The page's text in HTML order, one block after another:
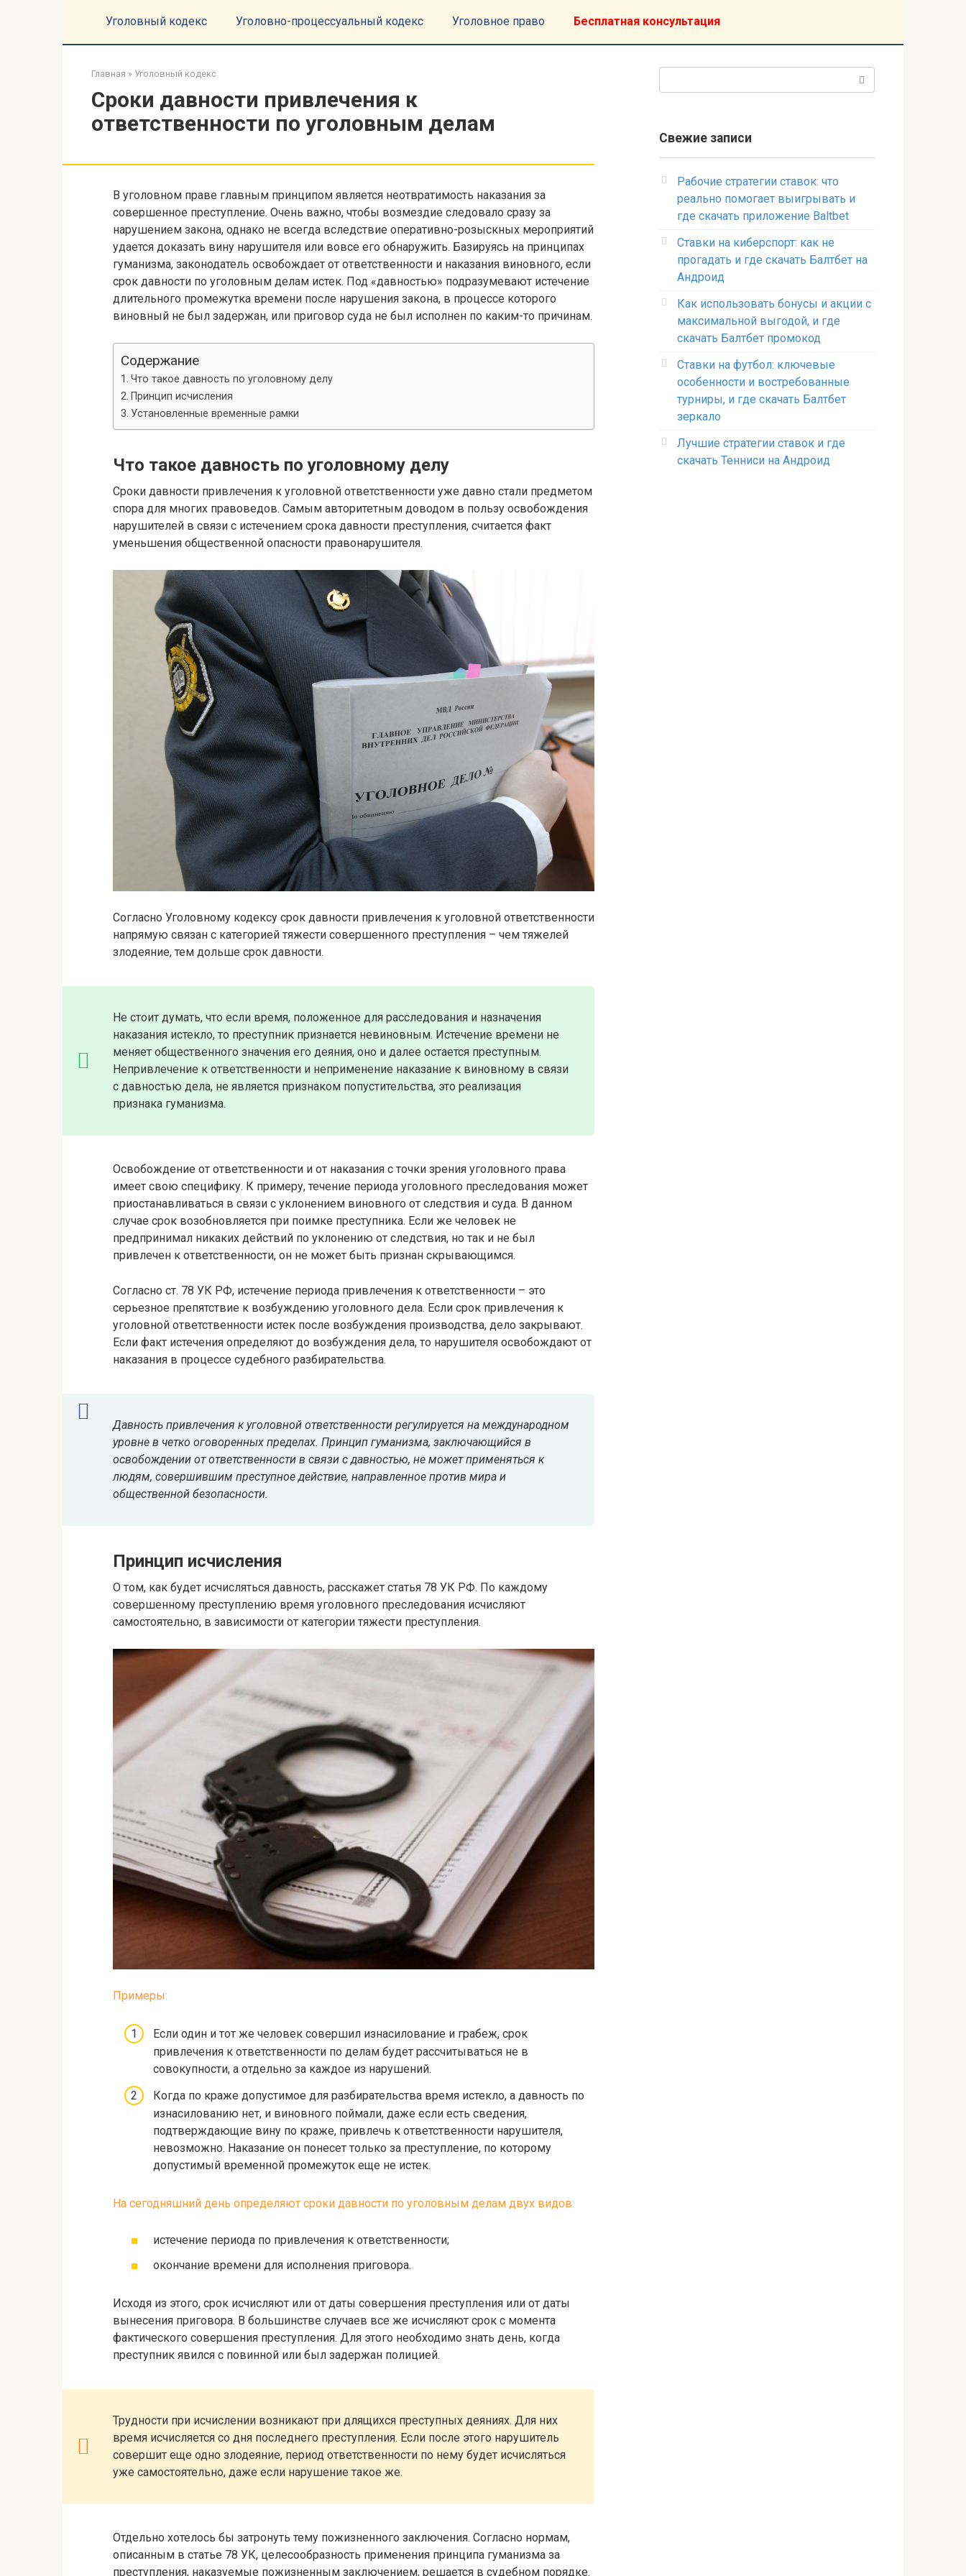
Уголовный кодекс Уголовно-процессуальный кодекс Уголовное право Бесплатная консультация
Главная » Уголовный кодекс
Сроки давности привлечения к
ответственности по уголовным делам
В уголовном праве главным принципом является неотвратимость наказания за
совершенное преступление. Очень важно, чтобы возмездие следовало сразу за
нарушением закона, однако не всегда вследствие оперативно-розыскных мероприятий
удается доказать вину нарушителя или вовсе его обнаружить. Базируясь на принципах
гуманизма, законодатель освобождает от ответственности и наказания виновного, если
срок давности по уголовным делам истек. Под «давностью» подразумевают истечение
длительного промежутка времени после нарушения закона, в процессе которого
виновный не был задержан, или приговор суда не был исполнен по каким-то причинам.
Содержание
Что такое давность по уголовному делу
Принцип исчисления
Установленные временные рамки
Что такое давность по уголовному делу
Сроки давности привлечения к уголовной ответственности уже давно стали предметом
спора для многих правоведов. Самым авторитетным доводом в пользу освобождения
нарушителей в связи с истечением срока давности преступления, считается факт
уменьшения общественной опасности правонарушителя.
Согласно Уголовному кодексу срок давности привлечения к уголовной ответственности
напрямую связан с категорией тяжести совершенного преступления – чем тяжелей
злодеяние, тем дольше срок давности.
Не стоит думать, что если время, положенное для расследования и назначения
наказания истекло, то преступник признается невиновным. Истечение времени не
меняет общественного значения его деяния, оно и далее остается преступным.
Непривлечение к ответственности и неприменение наказание к виновному в связи
с давностью дела, не является признаком попустительства, это реализация
признака гуманизма.
Освобождение от ответственности и от наказания с точки зрения уголовного права
имеет свою специфику. К примеру, течение периода уголовного преследования может
приостанавливаться в связи с уклонением виновного от следствия и суда. В данном
случае срок возобновляется при поимке преступника. Если же человек не
предпринимал никаких действий по уклонению от следствия, но так и не был
привлечен к ответственности, он не может быть признан скрывающимся.
Согласно ст. 78 УК РФ, истечение периода привлечения к ответственности – это
серьезное препятствие к возбуждению уголовного дела. Если срок привлечения к
уголовной ответственности истек после возбуждения производства, дело закрывают.
Если факт истечения определяют до возбуждения дела, то нарушителя освобождают от
наказания в процессе судебного разбирательства.
Давность привлечения к уголовной ответственности регулируется на международном
уровне в четко оговоренных пределах. Принцип гуманизма, заключающийся в
освобождении от ответственности в связи с давностью, не может применяться к
людям, совершившим преступное действие, направленное против мира и
общественной безопасности.
Принцип исчисления
О том, как будет исчисляться давность, расскажет статья 78 УК РФ. По каждому
совершенному преступлению время уголовного преследования исчисляют
самостоятельно, в зависимости от категории тяжести преступления.
Примеры:
Если один и тот же человек совершил изнасилование и грабеж, срок
привлечения к ответственности по делам будет рассчитываться не в
совокупности, а отдельно за каждое из нарушений.
Когда по краже допустимое для разбирательства время истекло, а давность по
изнасилованию нет, и виновного поймали, даже если есть сведения,
подтверждающие вину по краже, привлечь к ответственности нарушителя,
невозможно. Наказание он понесет только за преступление, по которому
допустимый временной промежуток еще не истек.
На сегодняшний день определяют сроки давности по уголовным делам двух видов:
истечение периода по привлечения к ответственности;
окончание времени для исполнения приговора.
Исходя из этого, срок исчисляют или от даты совершения преступления или от даты
вынесения приговора. В большинстве случаев все же исчисляют срок с момента
фактического совершения преступления. Для этого необходимо знать день, когда
преступник явился с повинной или был задержан полицией.
Трудности при исчислении возникают при длящихся преступных деяниях. Для них
время исчисляется со дня последнего преступления. Если после этого нарушитель
совершит еще одно злодеяние, период ответственности по нему будет исчисляться
уже самостоятельно, даже если нарушение такое же.
Отдельно хотелось бы затронуть тему пожизненного заключения. Согласно нормам,
описанным в статье 78 УК, целесообразность применения принципа гуманизма за
преступления, наказуемые пожизненным заключением, решается в судебном порядке.
Свежие записи
Рабочие стратегии ставок: что
реально помогает выигрывать и
где скачать приложение Baltbet
Ставки на киберспорт: как не
прогадать и где скачать Балтбет на
Андроид
Как использовать бонусы и акции с
максимальной выгодой, и где
скачать Балтбет промокод
Ставки на футбол: ключевые
особенности и востребованные
турниры, и где скачать Балтбет
зеркало
Лучшие стратегии ставок и где
скачать Тенниси на Андроид